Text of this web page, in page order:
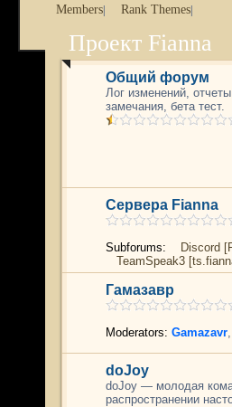
Members Rank Themes
Board index
Проект Fianna
Общий форум
Лог изменений,
замечания, бета тест.
Сервера Fianna
Subforums:
Discord
TeamSpeak3
Гамазавр
Moderators: Gamazavr,
doJoy
doJoy — молодая
распространении